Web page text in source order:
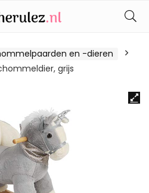
en -dieren
grijs